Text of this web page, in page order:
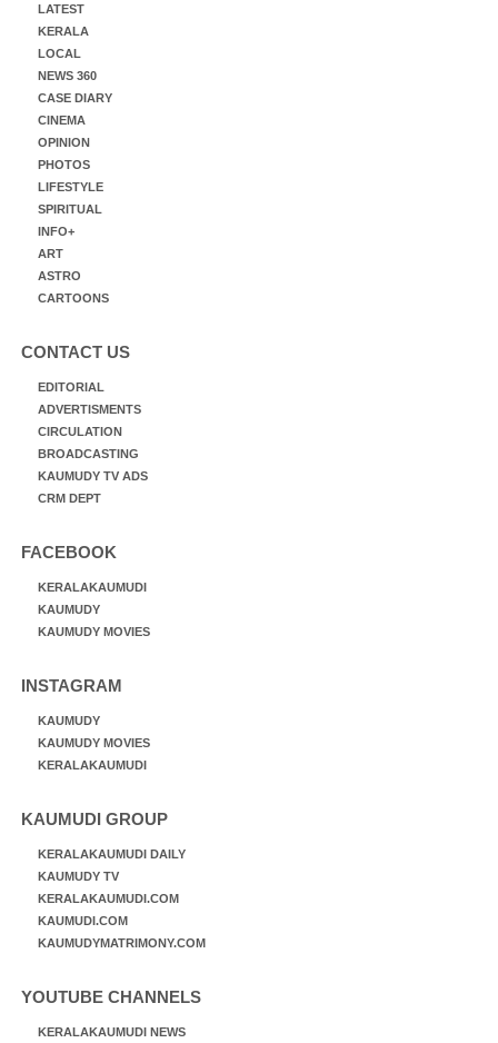
LATEST
KERALA
LOCAL
NEWS 360
CASE DIARY
CINEMA
OPINION
PHOTOS
LIFESTYLE
SPIRITUAL
INFO+
ART
ASTRO
CARTOONS
CONTACT US
EDITORIAL
ADVERTISMENTS
CIRCULATION
BROADCASTING
KAUMUDY TV ADS
CRM DEPT
FACEBOOK
KERALAKAUMUDI
KAUMUDY
KAUMUDY MOVIES
INSTAGRAM
KAUMUDY
KAUMUDY MOVIES
KERALAKAUMUDI
KAUMUDI GROUP
KERALAKAUMUDI DAILY
KAUMUDY TV
KERALAKAUMUDI.COM
KAUMUDI.COM
KAUMUDYMATRIMONY.COM
YOUTUBE CHANNELS
KERALAKAUMUDI NEWS